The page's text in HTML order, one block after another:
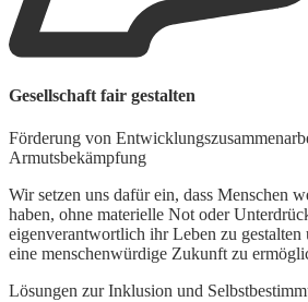
Gesellschaft fair gestalten
Förderung von
Armutsbekämpfung
Wir setzen uns dafür ein, dass Menschen
haben, ohne materielle Not oder
eigenverantwortlich ihr Leben zu
eine menschenwürdige Zukunft zu
Lösungen zur Inklusion und